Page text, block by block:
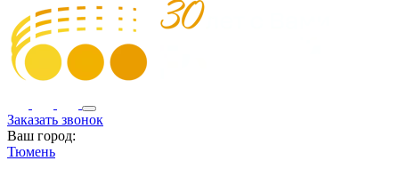
Заказать звонок
Ваш город:
Тюмень